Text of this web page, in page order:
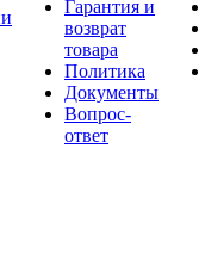
Гарантия и
возврат
товара
Политика
Документы
Вопрос-
ответ